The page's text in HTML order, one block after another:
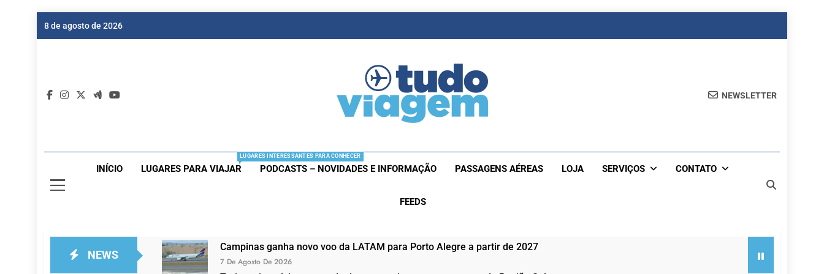
8 de agosto de 2026
NEWSLETTER
INÍCIO LUGARES PARA VIAJAR
LUGARES INTERESSANTES PARA CONHECER
PODCASTS – NOVIDADES E INFORMAÇÃO PASSAGENS AÉREAS LOJA SERVIÇOS CONTATO
FEEDS
NEWS
Campinas ganha novo voo da LATAM para Porto Alegre a partir de 2027
7 De Agosto De 2026